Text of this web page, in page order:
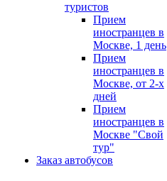
туристов
Прием
иностранцев в
Москве, 1 день
Прием
иностранцев в
Москве, от 2-х
дней
Прием
иностранцев в
Москве "Свой
тур"
Заказ автобусов